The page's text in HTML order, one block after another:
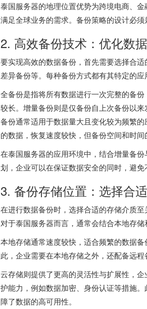
泰国服务器的地理位置优势为跨境电商、
满足全球业务的需求。备份策略的设计必
2. 高效备份技术：优化数
要实现高效的数据备份，首先需要选择合
差异备份等。每种备份方式都有其特定的
全备份是指将所有数据进行一次完整的备
较长。增量备份则是仅备份自上次备份以
备份通常适用于数据量大且变化较为频繁
的数据，恢复速度较快，但备份空间和时间
在泰国服务器的应用环境中，结合增量备
划，企业可以在保证数据安全的同时，避免
3. 备份存储位置：选择合
在进行数据备份时，选择合适的存储介质
对于泰国服务器而言，通常会结合本地存
本地存储通常速度较快，适合频繁的数据
此，企业需要在本地存储之外，还配备远
云存储则提供了更高的灵活性与扩展性，
护能力，例如数据加密、身份认证等措施
障了数据的高可用性。